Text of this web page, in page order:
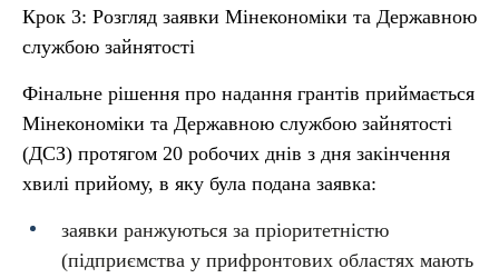
Крок 3: Розгляд заявки Мінекономіки та Державною
службою зайнятості
Фінальне рішення про надання грантів приймається
Мінекономіки та Державною службою зайнятості
(ДСЗ) протягом 20 робочих днів з дня закінчення
хвилі прийому, в яку була подана заявка:
заявки ранжуються за пріоритетністю
(підприємства у прифронтових областях мають